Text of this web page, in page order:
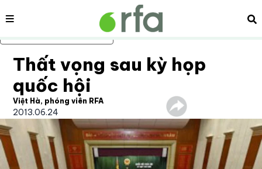
Bỏ qua nội dung chính
Nội dung
Thất vọng sau kỳ họp
quốc hội
Việt Hà, phóng viên RFA
2013.06.24